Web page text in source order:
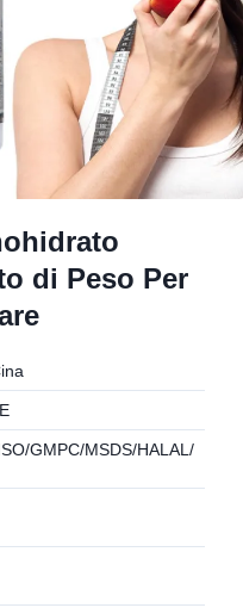
di Peso Per
GMPC/MSDS/HALAL/